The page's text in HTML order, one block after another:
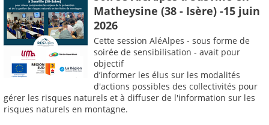
Matheysine (38 - Isère) -15 juin
2026
Cette session AléAlpes - sous forme de
soirée de sensibilisation - avait pour
objectif
d’informer les élus sur les modalités
d'actions possibles des collectivités pour
gérer les risques naturels et à diffuser de l'information sur les
risques naturels en montagne.